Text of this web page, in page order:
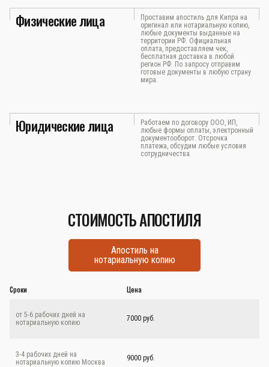
Физические лица
Проставим апостиль для Кипра на
оригинал или нотариальную копию,
любые документы выданные на
территории РФ. Официальная
оплата, предоставляем чек,
бесплатная доставка в любой
регион РФ. По запросу отправим
готовые документы в любую страну
мира.
Юридические лица
Работаем по договору ООО, ИП,
любые формы оплаты, электронный
документооборот. Отсрочка
платежа, обсудим любые условия
сотрудничества.
СТОИМОСТЬ АПОСТИЛЯ
Апостиль на
нотариальную копию
Сроки Цена
от 5-6 рабочих дней на
нотариальную копию
7000 руб.
3-4 рабочих дней на
нотариальную копию Москва
9000 руб.